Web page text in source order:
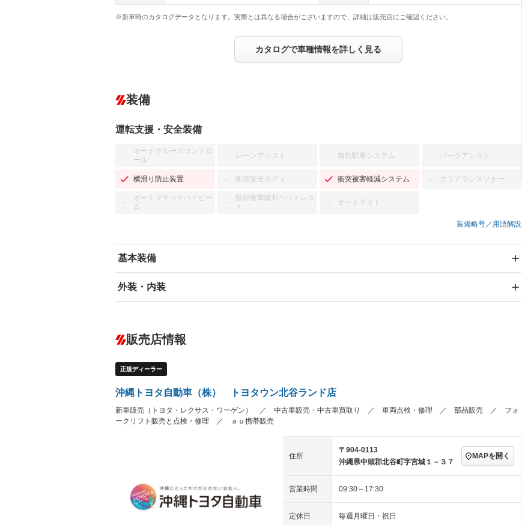
※新車時のカタログデータとなります。実際とは異なる場合がございますので、詳細は販売店にご確認ください。
カタログで車種情報を詳しく見る
装備
運転支援・安全装備
－
オートクルーズコントロ
ール
－ レーンアシスト － 自動駐車システム － パークアシスト
横滑り防止装置 － 衝突安全ボディ 衝突被害軽減システム － クリアランスソナー
－
オートマチックハイビー
ム
－
頸部衝撃緩和ヘッドレス
ト
－ オートライト
装備略号／用語解説
基本装備
エアバッグ：運転席/助手席
－ ダウンヒルアシストコントロール
－ Bluetooth接続
－ レンタカーアップ 展示・試乗車 －
外装・内装
オーディオ：CDまたはCDチェンジャー／ミュージック
プレイヤー接続可
－
ヘッドライトウォッシャ
ー
LEDヘッドランプ HID(キセノンライト) －
ETC － エアロ スマートキー － ローダウン
チップアップシート オットマン 電動格納サードシート
フロントカメラ － シートエアコン
エアサスペンション
販売店情報
正規ディーラー
沖縄トヨタ自動車（株） トヨタウン北谷ランド店
新車販売（トヨタ・レクサス・ワーゲン） ／ 中古車販売・中古車買取り ／ 車両点検・修理 ／ 部品販売 ／ フォ
ークリフト販売と点検・修理 ／ ａｕ携帯販売
住所
〒904-0113
沖縄県中頭郡北谷町字宮城１－３７
MAPを開く
営業時間 09:30～17:30
定休日 毎週月曜日・祝日